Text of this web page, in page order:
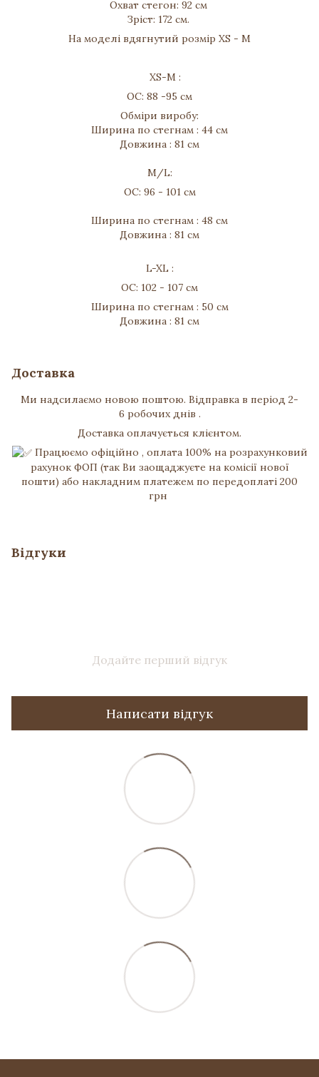
Охват стегон: 92 см
Зріст: 172 см.
На моделі вдягнутий розмір XS - M
XS-M :
ОС: 88 -95 см
Обміри виробу:
Ширина по стегнам : 44 см
Довжина : 81 см
M/L:
ОС: 96 - 101 см
Ширина по стегнам : 48 см
Довжина : 81 см
L-XL :
ОС: 102 - 107 см
Ширина по стегнам : 50 см
Довжина : 81 см
Доставка
Ми надсилаємо новою поштою. Відправка в період 2-
6 робочих днів .
Доставка оплачується клієнтом.
Працюємо офіційно , оплата 100% на розрахунковий
рахунок ФОП (так Ви заощаджуєте на комісії нової
пошти) або накладним платежем по передоплаті 200
грн
Відгуки
Додайте перший відгук
Написати відгук